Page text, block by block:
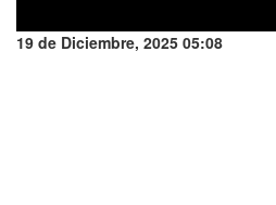
19 de Diciembre, 2025 05:08